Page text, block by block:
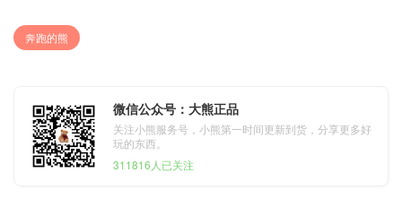
奔跑的熊
微信公众号：大熊正品
关注小熊服务号，小熊第一时间更新到货，分享更多好
玩的东西。
311816人已关注